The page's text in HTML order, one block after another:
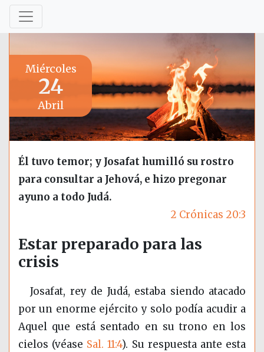
Miércoles
24
Abril
Él tuvo temor; y Josafat humilló su rostro
para consultar a Jehová, e hizo pregonar
ayuno a todo Judá.
2 Crónicas 20:3
Estar preparado para las
crisis
Josafat, rey de Judá, estaba siendo atacado
por un enorme ejército y solo podía acudir a
Aquel que está sentado en su trono en los
cielos (véase Sal. 11:4). Su respuesta ante esta